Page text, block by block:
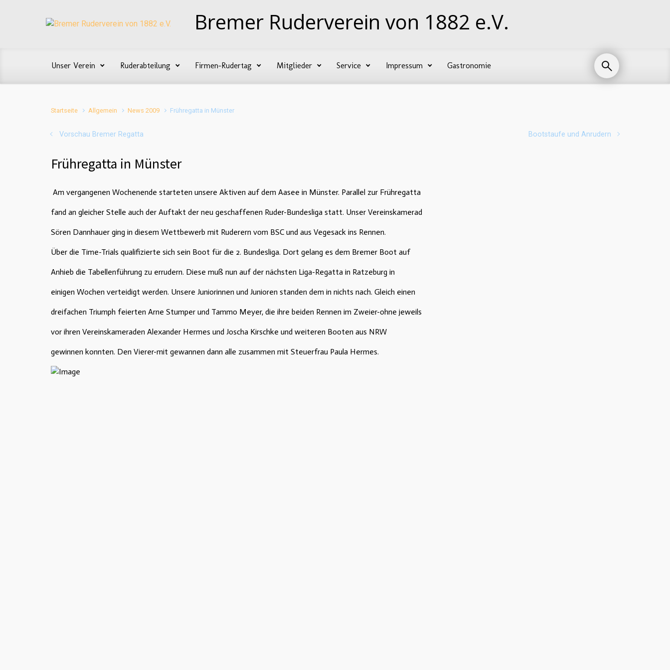
Bremer Ruderverein von 1882 e.V.
Unser Verein Ruderabteilung Firmen-Rudertag Mitglieder Service Impressum Gastronomie
Startseite Allgemein News 2009 Frühregatta in Münster
Vorschau Bremer Regatta Bootstaufe und Anrudern
Frühregatta in Münster
Am vergangenen Wochenende starteten unsere Aktiven auf dem Aasee in Münster. Parallel zur Frühregatta
fand an gleicher Stelle auch der Auftakt der neu geschaffenen Ruder-Bundesliga statt. Unser Vereinskamerad
Sören Dannhauer ging in diesem Wettbewerb mit Ruderern vom BSC und aus Vegesack ins Rennen.
Über die Time-Trials qualifizierte sich sein Boot für die 2. Bundesliga. Dort gelang es dem Bremer Boot auf
Anhieb die Tabellenführung zu errudern. Diese muß nun auf der nächsten Liga-Regatta in Ratzeburg in
einigen Wochen verteidigt werden. Unsere Juniorinnen und Junioren standen dem in nichts nach. Gleich einen
dreifachen Triumph feierten Arne Stumper und Tammo Meyer, die ihre beiden Rennen im Zweier-ohne jeweils
vor ihren Vereinskameraden Alexander Hermes und Joscha Kirschke und weiteren Booten aus NRW
gewinnen konnten. Den Vierer-mit gewannen dann alle zusammen mit Steuerfrau Paula Hermes.